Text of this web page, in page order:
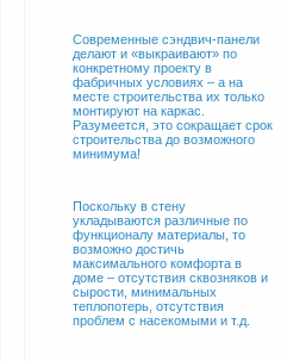
Современные сэндвич-панели
делают и «выкраивают» по
конкретному проекту в
фабричных условиях – а на
месте строительства их только
монтируют на каркас.
Разумеется, это сокращает срок
строительства до возможного
минимума!
Поскольку в стену
укладываются различные по
функционалу материалы, то
возможно достичь
максимального комфорта в
доме – отсутствия сквозняков и
сырости, минимальных
теплопотерь, отсутствия
проблем с насекомыми и т.д.